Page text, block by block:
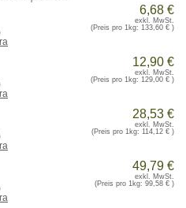
6,68 €
exkl. MwSt.
(Preis pro 1kg: 133,60 €)
12,90 €
exkl. MwSt.
(Preis pro 1kg: 129,00 €)
28,53 €
exkl. MwSt.
(Preis pro 1kg: 114,12 €)
49,79 €
exkl. MwSt.
(Preis pro 1kg: 99,58 €)